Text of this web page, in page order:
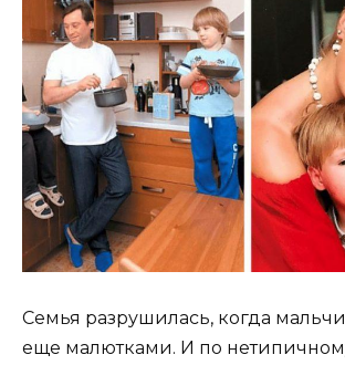
Семья разрушилась, когда
еще малютками. И по